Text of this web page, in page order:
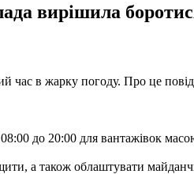
вирішила
час в жарку погоду. Про це
до 20:00 для вантажівок
а також облаштувати